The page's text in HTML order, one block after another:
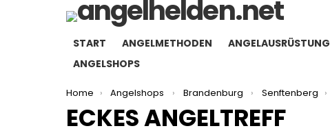
START ANGELMETHODEN ANGELAUSRÜSTUNG
ANGELSHOPS
You are here:
Home Angelshops Brandenburg Senftenberg
ECKES ANGELTREFF